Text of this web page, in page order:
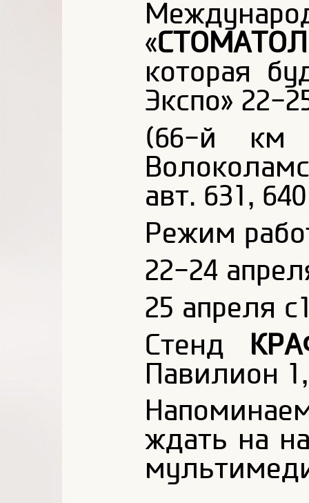
«
которая
Экспо» 22-
(66-й км
авт. 631,
Режим
22-24
25 апреля
Стенд
Павилион
ждать на